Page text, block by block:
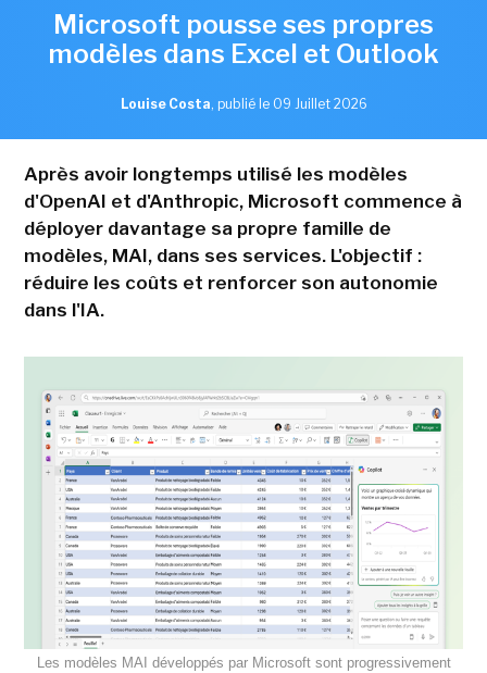
Microsoft pousse ses propres
modèles dans Excel et Outlook
Louise Costa, publié le 09 Juillet 2026
Après avoir longtemps utilisé les modèles
d'OpenAI et d'Anthropic, Microsoft commence à
déployer davantage sa propre famille de
modèles, MAI, dans ses services. L'objectif :
réduire les coûts et renforcer son autonomie
dans l'IA.
Les modèles MAI développés par Microsoft sont progressivement